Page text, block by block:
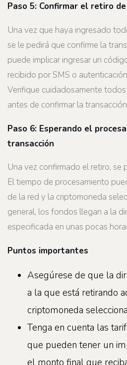
Paso 5: Confirmar el retiro
Una vez que haya ingresado
se le pedirá que confirme la
puede implicar ingresar un
recibido por SMS o
Verifique cuidadosamente
antes de confirmar la
Paso 6: Esperando el
transacción
Una vez confirmado el retiro, se
El tiempo de procesamiento
de la red y la criptomoneda
general, los fondos llegan a la
especificada en unas pocas
Puntos importantes
Asegúrese de que la
a la que está retirando
criptomoneda
Tenga en cuenta las
que pueden tener un